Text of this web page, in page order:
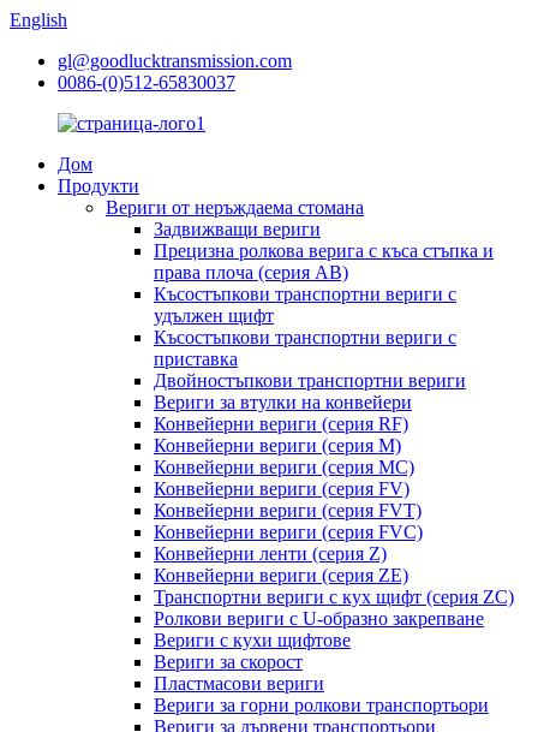
English
gl@goodlucktransmission.com
0086-(0)512-65830037
Дом
Продукти
Вериги от неръждаема стомана
Задвижващи вериги
Прецизна ролкова верига с къса стъпка и
права плоча (серия AB)
Късостъпкови транспортни вериги с
удължен щифт
Късостъпкови транспортни вериги с
приставка
Двойностъпкови транспортни вериги
Вериги за втулки на конвейери
Конвейерни вериги (серия RF)
Конвейерни вериги (серия M)
Конвейерни вериги (серия MC)
Конвейерни вериги (серия FV)
Конвейерни вериги (серия FVT)
Конвейерни вериги (серия FVC)
Конвейерни ленти (серия Z)
Конвейерни вериги (серия ZE)
Транспортни вериги с кух щифт (серия ZC)
Ролкови вериги с U-образно закрепване
Вериги с кухи щифтове
Вериги за скорост
Пластмасови вериги
Вериги за горни ролкови транспортьори
Вериги за дървени транспортьори